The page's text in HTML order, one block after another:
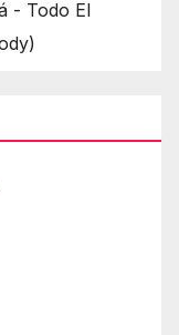
- Todo El